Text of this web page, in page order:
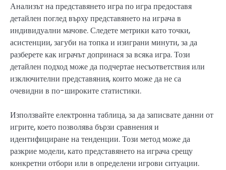
Анализът на представянето игра по игра предоставя
детайлен поглед върху представянето на играча в
индивидуални мачове. Следете метрики като точки,
асистенции, загуби на топка и изиграни минути, за да
разберете как играчът допринася за всяка игра. Този
детайлен подход може да подчертае несъответствия или
изключителни представяния, които може да не са
очевидни в по-широките статистики.
Използвайте електронна таблица, за да записвате данни от
игрите, което позволява бързи сравнения и
идентифициране на тенденции. Този метод може да
разкрие модели, като представянето на играча срещу
конкретни отбори или в определени игрови ситуации.